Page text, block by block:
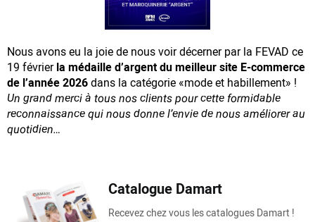
Nous avons eu la joie de nous voir décerner par la FEVAD ce
19 févrierla médaille d’argent du meilleur site E-commerce
de l’année 2026dans la catégorie «mode et habillement» !
Un grand merci à tous nos clients pour cette formidable
reconnaissancequi nous donne l’envie de nous améliorer au
quotidien…
Catalogue Damart
Recevez chez vous les catalogues Damart !